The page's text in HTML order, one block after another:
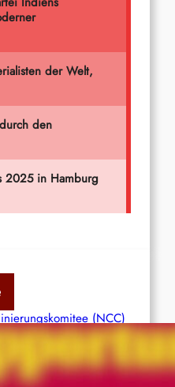
(NCC)
Partei Indiens
Postmoderner